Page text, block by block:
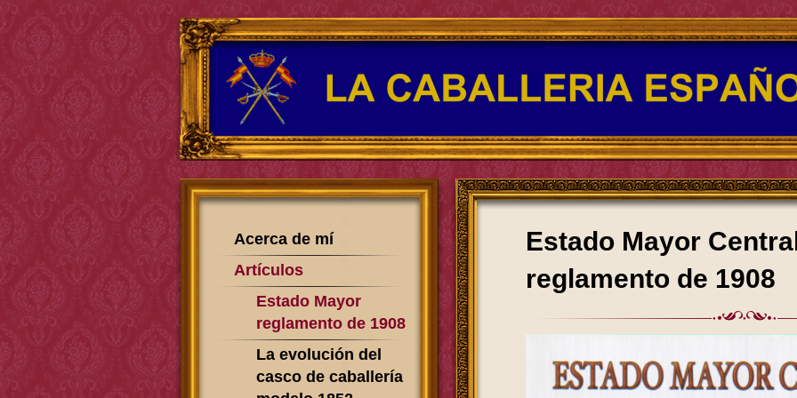
Estado Mayor
reglamento de 1908
Acerca de mí
Artículos
Estado Mayor
reglamento de 1908
La evolución del
casco de caballería